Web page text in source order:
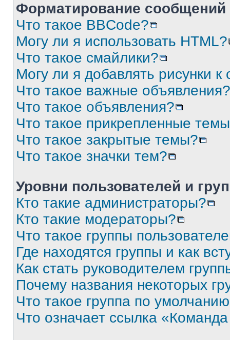
Форматирование
Что такое BBCode?
Могу ли я использовать HTML?
Что такое смайлики?
Могу ли я добавлять рисунки
Что такое важные объявления?
Что такое объявления?
Что такое прикрепленные
Что такое закрытые темы?
Что такое значки тем?
Уровни пользователей и
Кто такие администраторы?
Кто такие модераторы?
Что такое группы
Где находятся группы и как
Как стать руководителем
Почему названия некоторых
Что такое группа по
Что означает ссылка